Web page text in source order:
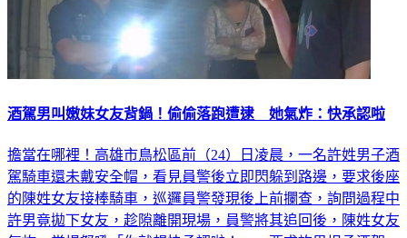
酒駕男叫嫩妹女友背鍋！偷偷落跑遭逮 她氣炸：快承認啦
擔當在哪裡！高雄市鳥松區前（24）日凌晨，一名許姓男子酒
駕騎車還未戴安全帽，看見員警後立即閃躲到路邊，要求後座
的陳姓女友接棒騎車，巡邏員警發現後上前攔查，詢問過程中
許男竟拋下女友，趁隙離開現場，員警將其追回後，陳姓女友